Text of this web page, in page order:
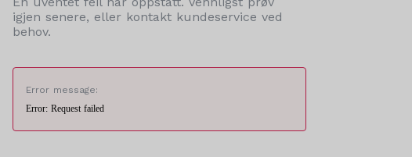
igjen senere, eller kontakt kundeservice ved
behov.
Error message:
Error: Request failed